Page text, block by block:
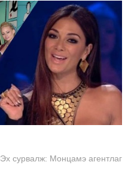
Эх сурвалж: Монцамэ агентлаг